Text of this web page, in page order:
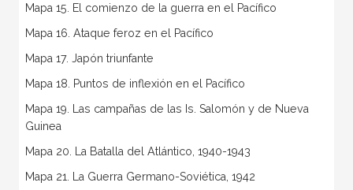
Mapa 15. El comienzo de la guerra en el Pacífico
Mapa 16. Ataque feroz en el Pacífico
Mapa 17. Japón triunfante
Mapa 18. Puntos de inflexión en el Pacífico
Mapa 19. Las campañas de las Is. Salomón y de Nueva
Guinea
Mapa 20. La Batalla del Atlántico, 1940-1943
Mapa 21. La Guerra Germano-Soviética, 1942